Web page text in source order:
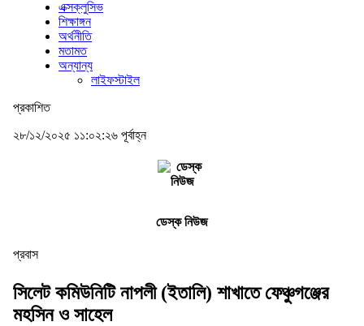
এক্সক্লুসিভ
শিক্ষাঙ্গন
অর্থনীতি
মতামত
অন্যান্য
লাইফস্টাইল
প্রকাশিত
২৮/১২/২০২৫ ১১:০২:২৬ পূর্বাহ্ন
ডেস্ক নিউজ
প্রবাস
সিলেট কমিউনিটি নাপলী (ইতালি) শাখাতে ফেঞ্চুগঞ্জের
মহসিন ও সাহেল